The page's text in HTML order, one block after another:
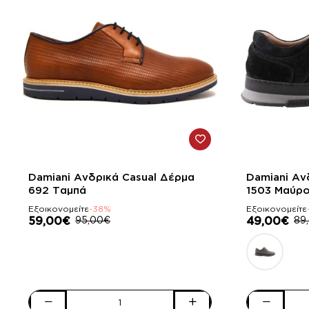
-38%
Damiani Ανδρικά Casual Δέρμα
692 Ταμπά
Εξοικονομείτε-38%
59,00€ 95,00€
-45%
Damiani
1503
Εξοικονομείτε
49,00€